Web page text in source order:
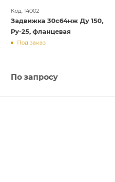
Код: 14002
Задвижка 30с64нж Ду 150,
Ру-25, фланцевая
Под заказ
По запросу